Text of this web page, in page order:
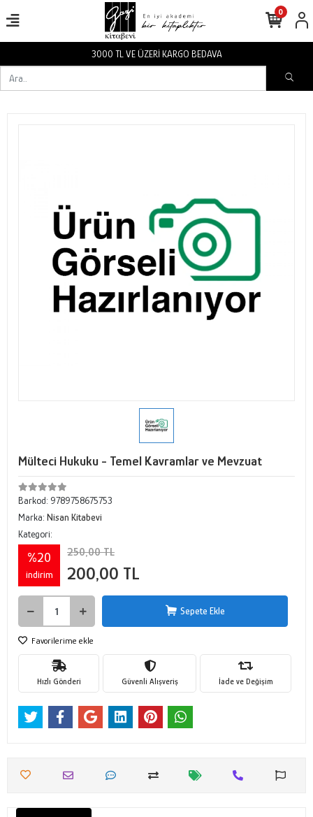
3000 TL VE ÜZERİ KARGO BEDAVA
0
Mülteci Hukuku - Temel Kavramlar ve Mevzuat
Barkod: 9789758675753
Marka: Nisan Kitabevi
Kategori:
%20
indirim
250,00 TL
200,00 TL
Sepete Ekle
Favorilerime ekle
Hızlı Gönderi Güvenli Alışveriş İade ve Değişim